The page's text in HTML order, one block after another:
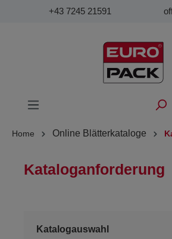
+43 7245 21591
Home Online Blätterkataloge
Kataloganforderung
Katalogauswahl